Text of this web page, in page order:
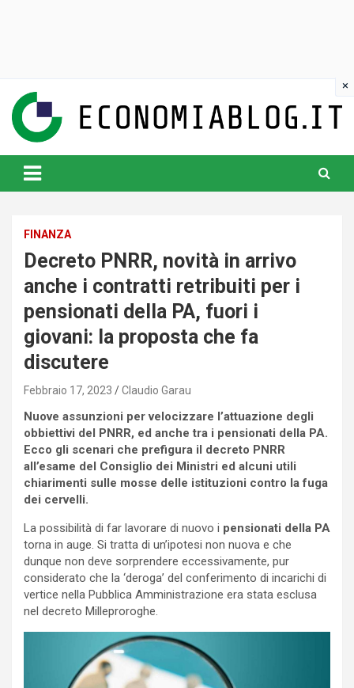
content
www.economiablog.it
FINANZA
Decreto PNRR, novità in arrivo
anche i contratti retribuiti per i
pensionati della PA, fuori i
giovani: la proposta che fa
discutere
Febbraio 17, 2023 Claudio Garau
Nuove assunzioni per velocizzare l’attuazione degli
obbiettivi del PNRR, ed anche tra i pensionati della PA.
Ecco gli scenari che prefigura il decreto PNRR
all’esame del Consiglio dei Ministri ed alcuni utili
chiarimenti sulle mosse delle istituzioni contro la fuga
dei cervelli.
La possibilità di far lavorare di nuovo i pensionati della PA
torna in auge. Si tratta di un’ipotesi non nuova e che
dunque non deve sorprendere eccessivamente, pur
considerato che la ‘deroga’ del conferimento di incarichi di
vertice nella Pubblica Amministrazione era stata esclusa
nel decreto Milleproroghe.